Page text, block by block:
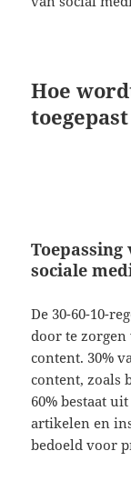
Hoe
Toepassing
sociale
De 30-60-10-
door te zorgen
content. 30%
content, zoals
60% bestaat
artikelen en
bedoeld voor